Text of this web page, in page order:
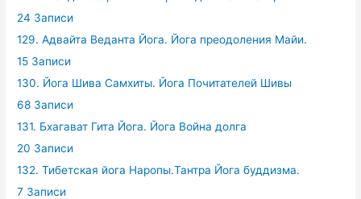
24 Записи
129. Адвайта Веданта Йога. Йога преодоления Майи.
15 Записи
130. Йога Шива Самхиты. Йога Почитателей Шивы
68 Записи
131. Бхагават Гита Йога. Йога Война долга
20 Записи
132. Тибетская йога Наропы.Тантра Йога буддизма.
7 Записи